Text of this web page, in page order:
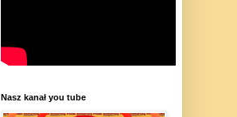
Nasz kanał you tube